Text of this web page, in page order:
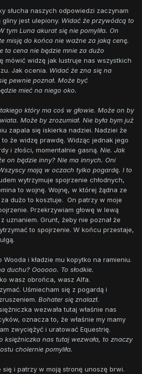
słucha naszych odpowiedzi zaczynam
jest ulepiony. Widać że przywódcą to
tym Luna akurat się nie pomyliła. On
misję do końca nie ważne za jaką cenę.
ta cena nie będzie mnie za dużo
mówić widzę jak lustruje nas wszystkich
Jak ocenia. Widać że zna się na
pewnie poznał. Może być
mieć na niego oko.
który ma coś w głowie. Może on by
Może by zrozumiał. Nie była bym już
zapala się iskierka nadziei. Nadziei że
że widzę prawdę. Widząc jednak jego
i złości, momentalnie gasną. Nie. Jak
on będzie inny? Nie ma innych. Oni
mają w oczach tylko pogardę. I to
wytrzymuje spojrzenie chłodnych,
to wojnę. Wojnę, w której żądna ze
dużo to kosztuje. On patrzy w moje
Przekrzywiam głowę w lewą
uznaniem. Grunt, żeby nie poznał że
to spojrzenie. W końcu przestaje,
i kładzie mu kopytko na ramieniu.
duchu? Oooooo. To słodkie.
wasz obrońca, wasz Alfa.
Uśmiecham się z pogardą i
Bohater się znalazł.
wezwała tutaj właśnie nas
oznacza to, że właśnie my mamy
zwyciężyć i uratować Equestrię.
księżniczka nas tutaj wezwała, to znaczy
cholernie pomyliła.
się i patrzy w moją stronę unoszę brwi.